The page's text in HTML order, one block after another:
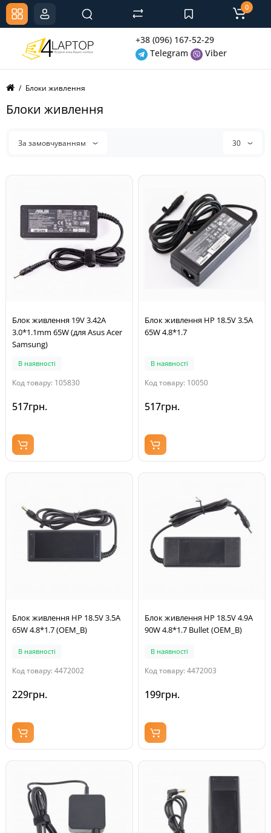
+38 (096) 167-52-29
Telegram
Viber
0
Блоки живлення
Блоки живлення
За замовчуванням 30
Блок живлення 19V 3.42A
3.0*1.1mm 65W (для Asus Acer
Samsung)
В наявності
Код товару: 105830
517грн.
Блок живлення HP 18.5V 3.5A
65W 4.8*1.7
В наявності
Код товару: 10050
517грн.
Блок живлення HP 18.5V 3.5A
65W 4.8*1.7 (OEM_B)
В наявності
Код товару: 4472002
229грн.
Блок живлення HP 18.5V 4.9A
90W 4.8*1.7 Bullet (OEM_B)
В наявності
Код товару: 4472003
199грн.